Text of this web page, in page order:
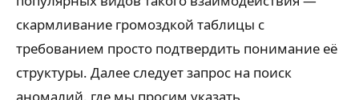
скармливание громоздкой таблицы с
требованием просто подтвердить понимание её
структуры. Далее следует запрос на поиск